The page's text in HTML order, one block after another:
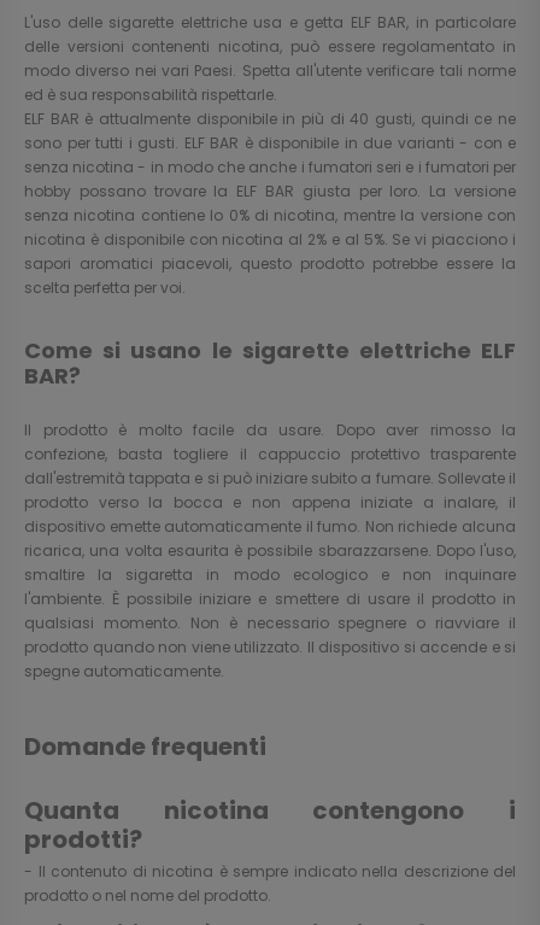
L'uso delle sigarette elettriche usa e getta ELF BAR, in particolare
delle versioni contenenti nicotina, può essere regolamentato in
modo diverso nei vari Paesi. Spetta all'utente verificare tali norme
ed è sua responsabilità rispettarle.
ELF BAR è attualmente disponibile in più di 40 gusti, quindi ce ne
sono per tutti i gusti. ELF BAR è disponibile in due varianti - con e
senza nicotina - in modo che anche i fumatori seri e i fumatori per
hobby possano trovare la ELF BAR giusta per loro. La versione
senza nicotina contiene lo 0% di nicotina, mentre la versione con
nicotina è disponibile con nicotina al 2% e al 5%. Se vi piacciono i
sapori aromatici piacevoli, questo prodotto potrebbe essere la
scelta perfetta per voi.
Come si usano le sigarette elettriche ELF
BAR?
Il prodotto è molto facile da usare. Dopo aver rimosso la
confezione, basta togliere il cappuccio protettivo trasparente
dall'estremità tappata e si può iniziare subito a fumare. Sollevate il
prodotto verso la bocca e non appena iniziate a inalare, il
dispositivo emette automaticamente il fumo. Non richiede alcuna
ricarica, una volta esaurita è possibile sbarazzarsene. Dopo l'uso,
smaltire la sigaretta in modo ecologico e non inquinare
l'ambiente. È possibile iniziare e smettere di usare il prodotto in
qualsiasi momento. Non è necessario spegnere o riavviare il
prodotto quando non viene utilizzato. Il dispositivo si accende e si
spegne automaticamente.
Domande frequenti
Quanta nicotina contengono i
prodotti?
- Il contenuto di nicotina è sempre indicato nella descrizione del
prodotto o nel nome del prodotto.